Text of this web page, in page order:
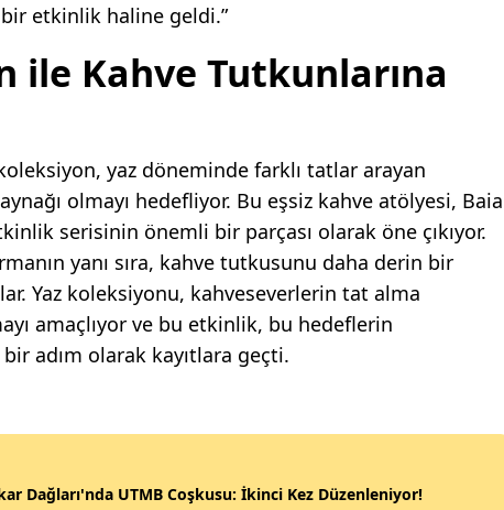
etkinlik haline geldi.”
ile Kahve Tutkunlarına
yaz döneminde farklı tatlar arayan
olmayı hedefliyor. Bu eşsiz kahve atölyesi, Baia
serisinin önemli bir parçası olarak öne çıkıyor.
yanı sıra, kahve tutkusunu daha derin bir
Yaz koleksiyonu, kahveseverlerin tat alma
amaçlıyor ve bu etkinlik, bu hedeflerin
adım olarak kayıtlara geçti.
Dağları'nda UTMB Coşkusu: İkinci Kez Düzenleniyor!